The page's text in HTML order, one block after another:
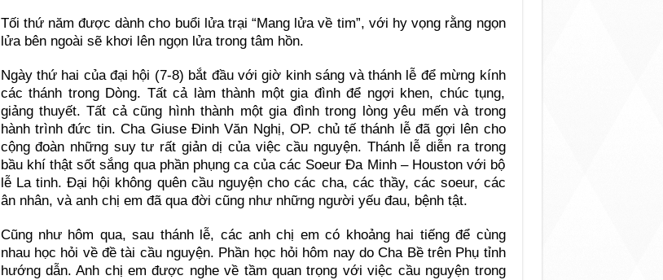
Tối thứ năm được dành cho buổi lửa trại “Mang lửa về tim”, với hy vọng rằng ngọn
lửa bên ngoài sẽ khơi lên ngọn lửa trong tâm hồn.
Ngày thứ hai của đại hội (7-8) bắt đầu với giờ kinh sáng và thánh lễ để mừng kính
các thánh trong Dòng. Tất cả làm thành một gia đình để ngợi khen, chúc tụng,
giảng thuyết. Tất cả cũng hình thành một gia đình trong lòng yêu mến và trong
hành trình đức tin. Cha Giuse Đinh Văn Nghị, OP. chủ tế thánh lễ đã gợi lên cho
cộng đoàn những suy tư rất giản dị của việc cầu nguyện. Thánh lễ diễn ra trong
bầu khí thật sốt sắng qua phần phụng ca của các Soeur Đa Minh – Houston với bộ
lễ La tinh. Đại hội không quên cầu nguyện cho các cha, các thầy, các soeur, các
ân nhân, và anh chị em đã qua đời cũng như những người yếu đau, bệnh tật.
Cũng như hôm qua, sau thánh lễ, các anh chị em có khoảng hai tiếng để cùng
nhau học hỏi về đề tài cầu nguyện. Phần học hỏi hôm nay do Cha Bề trên Phụ tỉnh
hướng dẫn. Anh chị em được nghe về tầm quan trọng với việc cầu nguyện trong